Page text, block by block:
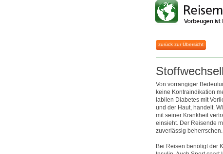
zurück zur Übersicht
Von vorrangiger
keine Kontraindikation
labilen Diabetes mit
und der Haut, handelt.
mit seiner Krankheit
einsieht. Der Reisende
zuverlässig
Bei Reisen benötigt der